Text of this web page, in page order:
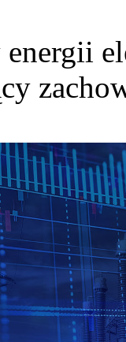
energii